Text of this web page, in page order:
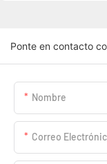
Ponte en contacto
Nombre
Correo